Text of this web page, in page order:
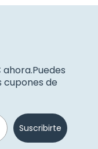
cupones de
Suscribirte